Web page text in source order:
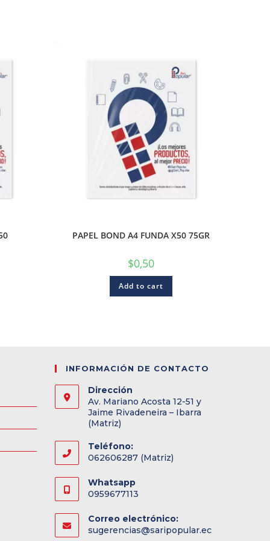
PAPEL BOND A4 FUNDA X50 75GR
$0,50
Add to cart
INFORMACIÓN DE CONTACTO
Dirección
Av. Mariano Acosta 12-51 y
Jaime Rivadeneira – Ibarra
(Matriz)
Teléfono:
062606287 (Matriz)
Whatsapp
0959677113
Correo electrónico:
sugerencias@saripopular.ec